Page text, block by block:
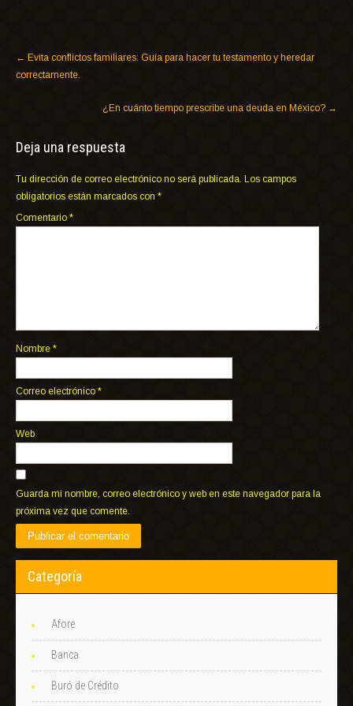
← Evita conflictos familiares: Guía para hacer tu testamento y heredar
correctamente.
¿En cuánto tiempo prescribe una deuda en México? →
Deja una respuesta
Tu dirección de correo electrónico no será publicada. Los campos
obligatorios están marcados con *
Comentario *
Nombre *
Correo electrónico *
Web
Guarda mi nombre, correo electrónico y web en este navegador para la
próxima vez que comente.
Categoría
Afore
Banca
Buró de Crédito